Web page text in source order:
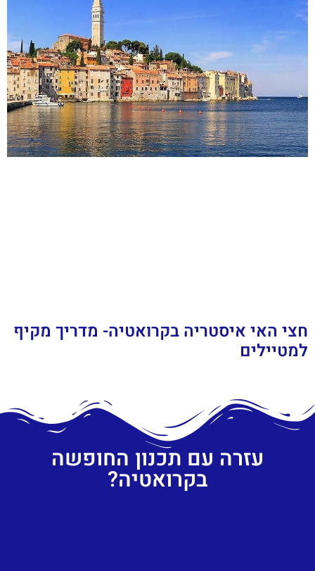
חצי האי איסטריה בקרואטיה- מדריך מקיף
למטיילים
עזרה עם תכנון החופשה
בקרואטיה?